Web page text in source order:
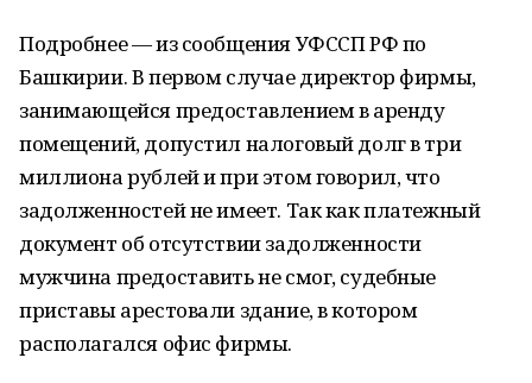
Подробнее — из сообщения УФССП РФ по
Башкирии. В первом случае директор фирмы,
занимающейся предоставлением в аренду
помещений, допустил налоговый долг в три
миллиона рублей и при этом говорил, что
задолженностей не имеет. Так как платежный
документ об отсутствии задолженности
мужчина предоставить не смог, судебные
приставы арестовали здание, в котором
располагался офис фирмы.